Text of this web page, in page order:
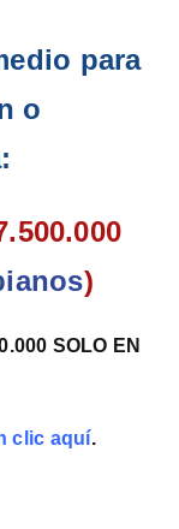
para
o
)
SOLO EN
clic aquí.